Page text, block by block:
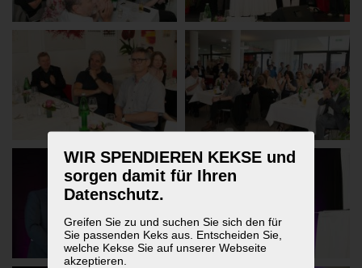
WIR SPENDIEREN KEKSE und
sorgen damit für Ihren
Datenschutz.
Greifen Sie zu und suchen Sie sich den für
Sie passenden Keks aus. Entscheiden Sie,
welche Kekse Sie auf unserer Webseite
akzeptieren.